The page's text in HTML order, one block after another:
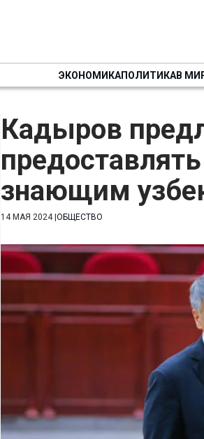
ЭКОНОМИКАПОЛИТИКАВ
Кадыров
знающим
14 МАЯ 2024| ОБЩЕСТВО